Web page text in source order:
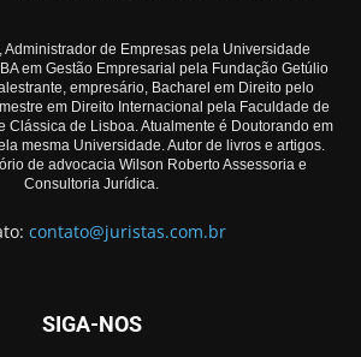
Administrador de Empresas pela Universidade
em Gestão Empresarial pela Fundação Getúlio
empresário, Bacharel em Direito pelo
em Direito Internacional pela Faculdade de
Clássica de Lisboa. Atualmente é Doutorando em
mesma Universidade. Autor de livros e artigos.
de advocacia Wilson Roberto Assessoria e
Consultoria Jurídica.
contato@juristas.com.br
SIGA-NOS